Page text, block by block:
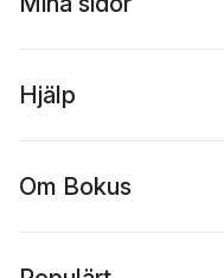
Hjälp
Om Bokus